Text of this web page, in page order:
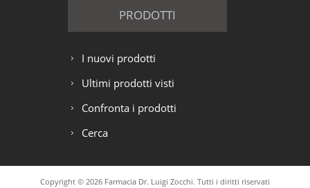
PRODOTTI
I nuovi prodotti
Ultimi prodotti visti
Confronta i prodotti
Cerca
Copyright © 2026 Farmacia Dr. Luigi Zocchi. Tutti i diritti riservati